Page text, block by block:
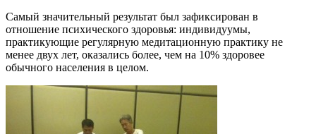
Самый значительный результат был зафиксирован в
отношение психического здоровья: индивидуумы,
практикующие регулярную медитационную практику не
менее двух лет, оказались более, чем на 10% здоровее
обычного населения в целом.